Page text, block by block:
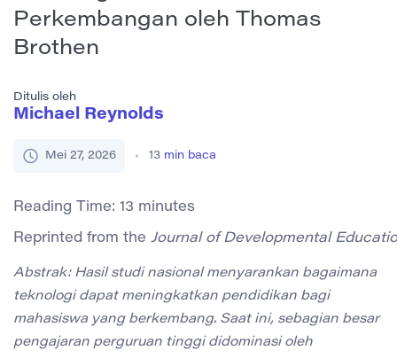
Perkembangan oleh Thomas
Brothen
Ditulis oleh
Michael Reynolds
Mei 27, 2026 13 min baca
Reading Time: 13 minutes
Reprinted from the Journal of Developmental
Abstrak: Hasil studi nasional menyarankan bagaimana
teknologi dapat meningkatkan pendidikan bagi
mahasiswa yang berkembang. Saat ini, sebagian besar
pengajaran perguruan tinggi didominasi oleh